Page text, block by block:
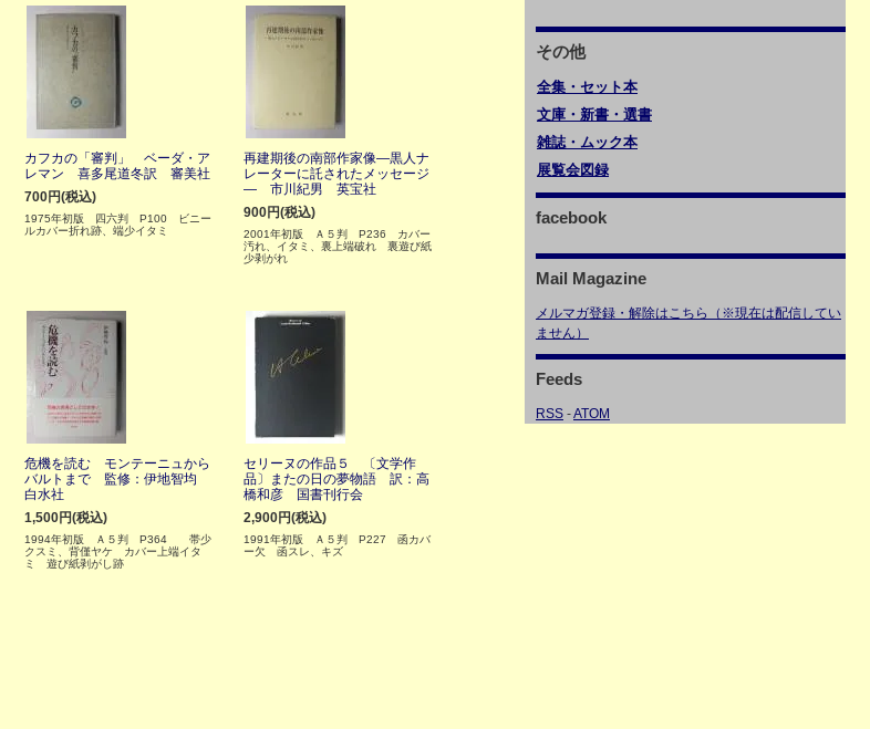
カフカの「審判」 ベーダ・ア
レマン 喜多尾道冬訳 審美社
700円(税込)
1975年初版 四六判 P100 ビニー
ルカバー折れ跡、端少イタミ
再建期後の南部作家像―黒人ナ
レーターに託されたメッセージ
― 市川紀男 英宝社
900円(税込)
2001年初版 Ａ５判 P236 カバー
汚れ、イタミ、裏上端破れ 裏遊び紙
少剥がれ
危機を読む モンテーニュから
バルトまで 監修：伊地智均
白水社
1,500円(税込)
1994年初版 Ａ５判 P364 帯少
クスミ、背僅ヤケ カバー上端イタ
ミ 遊び紙剥がし跡
セリーヌの作品５ 〔文学作
品〕またの日の夢物語 訳：高
橋和彦 国書刊行会
2,900円(税込)
1991年初版 Ａ５判 P227 函カバ
ー欠 函スレ、キズ
その他
全集・セット本
文庫・新書・選書
雑誌・ムック本
展覧会図録
facebook
Mail Magazine
メルマガ登録・解除はこちら（※現在は配信してい
ません）
Feeds
RSS -ATOM